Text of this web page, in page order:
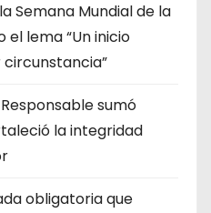
Semana Mundial de la
lema “Un inicio
sumó
la integridad
obligatoria que